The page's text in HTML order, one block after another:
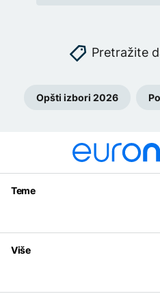
Pretražite
Opšti izbori 2026
Teme
Svijet
Magazin
Više